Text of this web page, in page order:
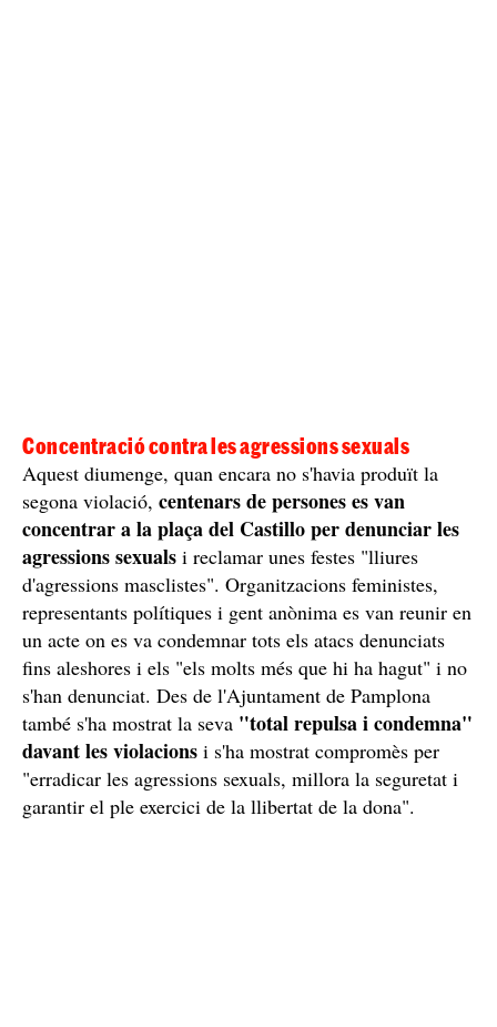
Concentració contra les agressions sexuals
Aquest diumenge, quan encara no s'havia produït la
segona violació, centenars de persones es van
concentrar a la plaça del Castillo per denunciar les
agressions sexuals i reclamar unes festes "lliures
d'agressions masclistes". Organitzacions feministes,
representants polítiques i gent anònima es van reunir en
un acte on es va condemnar tots els atacs denunciats
fins aleshores i els "els molts més que hi ha hagut" i no
s'han denunciat. Des de l'Ajuntament de Pamplona
també s'ha mostrat la seva "total repulsa i condemna"
davant les violacions i s'ha mostrat compromès per
"erradicar les agressions sexuals, millora la seguretat i
garantir el ple exercici de la llibertat de la dona".